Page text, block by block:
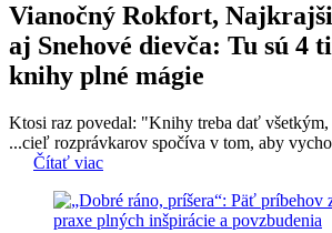
Vianočný Rokfort,
aj Snehové dievča: Tu sú 4
knihy plné mágie
Ktosi raz povedal: "Knihy treba dať všetkým,
...cieľ rozprávkarov spočíva v tom, aby
Čítať viac